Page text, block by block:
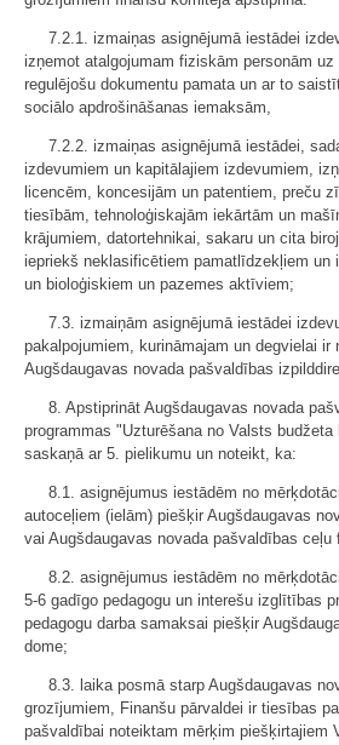
7.2.1. izmaiņas asignējumā iestādei
izņemot atalgojumam fiziskām personām
regulējošu dokumentu pamata un ar to
sociālo apdrošināšanas iemaksām,
7.2.2. izmaiņas asignējumā iestādei,
izdevumiem un kapitālajiem izdevumiem,
licencēm, koncesijām un patentiem, preču
tiesībām, tehnoloģiskajām iekārtām un
krājumiem, datortehnikai, sakaru un cita
iepriekš neklasificētiem pamatlīdzekļiem un
un bioloģiskiem un pazemes aktīviem;
7.3. izmaiņām asignējumā iestādei
pakalpojumiem, kurināmajam un degvielai ir
Augšdaugavas novada pašvaldības
8. Apstiprināt Augšdaugavas novada
programmas "Uzturēšana no Valsts
saskaņā ar 5. pielikumu un noteikt, ka:
8.1. asignējumus iestādēm no
autoceļiem (ielām) piešķir Augšdaugavas
vai Augšdaugavas novada pašvaldības ceļu
8.2. asignējumus iestādēm no
5-6 gadīgo pedagogu un interešu izglītības
pedagogu darba samaksai piešķir
dome;
8.3. laika posmā starp Augšdaugavas
grozījumiem, Finanšu pārvaldei ir tiesības
pašvaldībai noteiktam mērķim piešķirtajiem